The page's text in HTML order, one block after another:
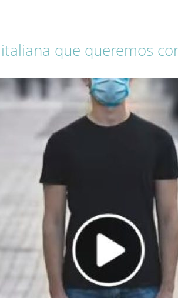
que queremos